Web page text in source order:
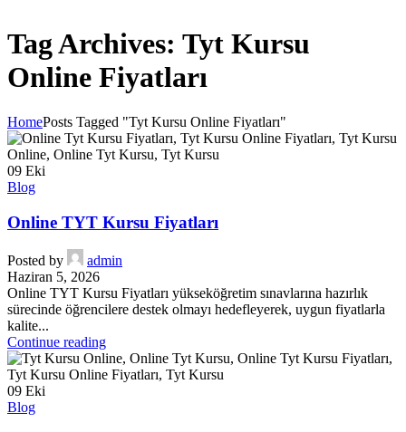
Tag Archives: Tyt Kursu
Online Fiyatları
HomePosts Tagged "Tyt Kursu Online Fiyatları"
09 Eki
Blog
Online TYT Kursu Fiyatları
Posted by
admin
Haziran 5, 2026
Online TYT Kursu Fiyatları yükseköğretim sınavlarına hazırlık
sürecinde öğrencilere destek olmayı hedefleyerek, uygun fiyatlarla
kalite...
Continue reading
09 Eki
Blog